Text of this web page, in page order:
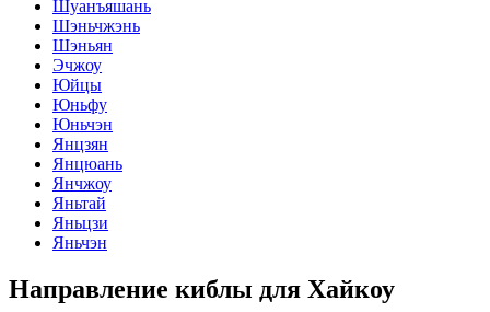
Шуанъяшань
Шэньчжэнь
Шэньян
Эчжоу
Юйцы
Юньфу
Юньчэн
Янцзян
Янцюань
Янчжоу
Яньтай
Яньцзи
Яньчэн
Направление киблы для Хайкоу